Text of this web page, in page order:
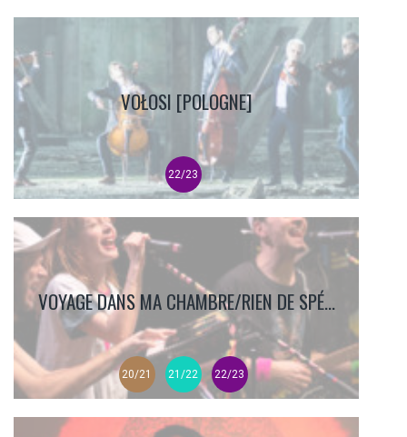
VOŁOSI [POLOGNE]
22/23
VOYAGE DANS MA CHAMBRE/RIEN DE SPÉ...
20/21 21/22 22/23